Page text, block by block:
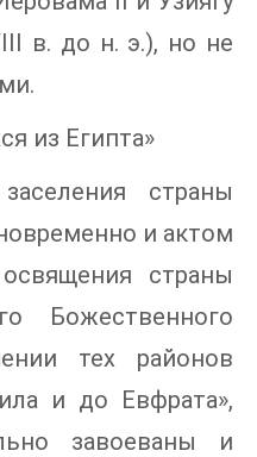
в. до н. э.), но не
из Египта»
страны
и актом
страны
Божественного
тех районов
и до Евфрата»,
завоеваны и